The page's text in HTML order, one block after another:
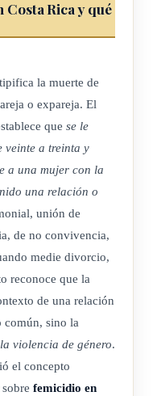
casual u otra
todas las Formas de
de 2 de octubre de
para
contra la Mujer,
de laLey contra la
de enero del 2025)
tipificadas como
Costa Rica y qué
la muerte de
o expareja. El
que se le
veinte a treinta y
a una mujer con la
una relación o
unión de
de no convivencia,
medie divorcio,
reconoce que la
de una relación
común, sino la
violencia de género.
el concepto
sobre femicidio en